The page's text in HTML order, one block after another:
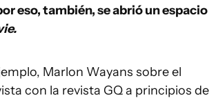
eso, también, se abrió un espacio
Marlon Wayans sobre el
con la revista GQ a principios de